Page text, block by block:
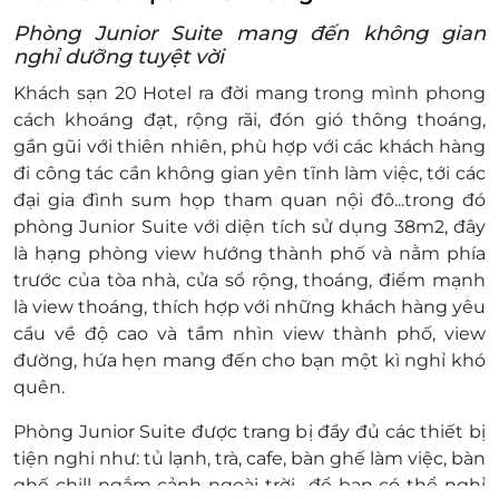
ngày Lễ- Tết.
Tháng 4: Phụ thu 100.000 vnđ/phòng/đêm
Điều kiện hoàn hủy
Hủy 07 ngày trước ngày đến: Tính 50% tiền
phòng cho mỗi phòng đặt
Hủy 03 ngày trước ngày đến hoặc không
đến: Tính 100% tiền phòng cho mỗi phòng
đặt.
Điều kiện đặt & nhận phòng
Giờ nhận phòng: 14h
Giờ trả phòng: 12h
Trả phòng muộn trước 16h00, được sự đồng
ý của khách sạn và phụ thu 50% một đêm
tiền phòng
tiền phòng
Nhận phòng sớm hay trả phòng muộn phụ
thuộc vào tình trạng phòng thực tế
Phòng Junior Suite mang đến không gian
nghỉ dưỡng tuyệt vời
Khách sạn 20 Hotel ra đời mang trong mình phong
cách khoáng đạt, rộng rãi, đón gió thông thoáng,
gần gũi với thiên nhiên, phù hợp với các khách hàng
đi công tác cần không gian yên tĩnh làm việc, tới các
đại gia đình sum họp tham quan nội đô...trong đó
phòng Junior Suite với diện tích sử dụng 38m2, đây
là hạng phòng view hướng thành phố và nằm phía
trước của tòa nhà, cửa sổ rộng, thoáng, điểm mạnh
là view thoáng, thích hợp với những khách hàng yêu
cầu về độ cao và tầm nhìn view thành phố, view
đường, hứa hẹn mang đến cho bạn một kì nghỉ khó
quên.
Phòng Junior Suite được trang bị đầy đủ các thiết bị
tiện nghi như: tủ lạnh, trà, cafe, bàn ghế làm việc, bàn
ghế chill ngắm cảnh ngoài trời,...để bạn có thể nghỉ